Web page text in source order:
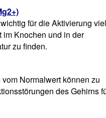
für die Aktivierung
im Knochen und in der
zu finden.
Normalwert können zu
des Gehirns